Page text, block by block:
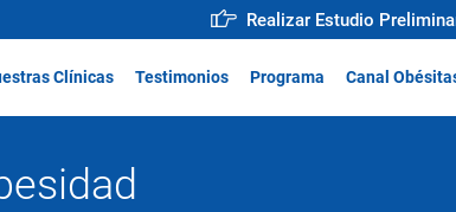
Realizar Estudio
Clínicas Testimonios Programa Canal